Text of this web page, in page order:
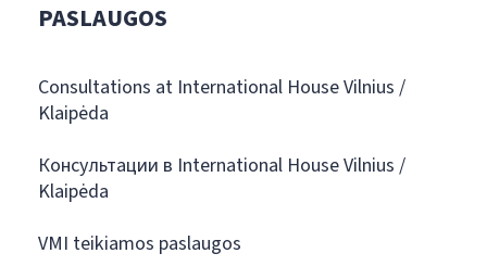
PASLAUGOS
Consultations at International House Vilnius /
Klaipėda
Консультации в International House Vilnius /
Klaipėda
VMI teikiamos paslaugos